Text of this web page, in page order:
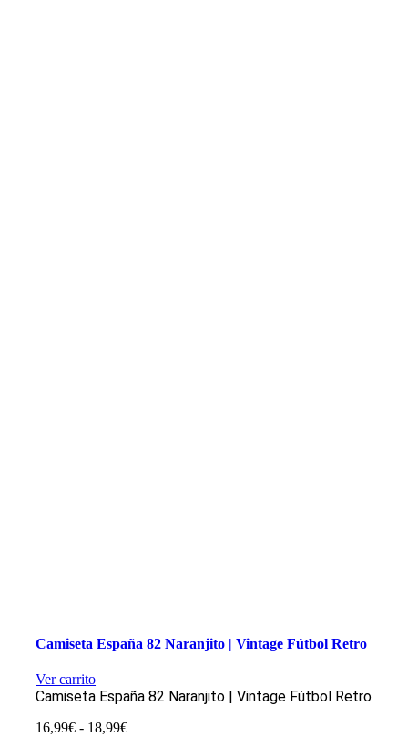
Camiseta España 82 Naranjito | Vintage Fútbol Retro
Ver carrito
Camiseta España 82 Naranjito | Vintage Fútbol Retro
16,99€ - 18,99€Rango